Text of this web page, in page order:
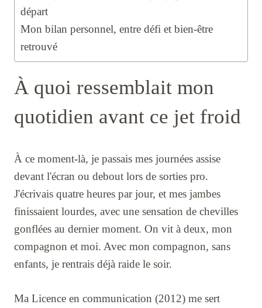
départ
Mon bilan personnel, entre défi et bien-être
retrouvé
À quoi ressemblait mon
quotidien avant ce jet froid
À ce moment-là, je passais mes journées assise
devant l'écran ou debout lors de sorties pro.
J'écrivais quatre heures par jour, et mes jambes
finissaient lourdes, avec une sensation de chevilles
gonflées au dernier moment. On vit à deux, mon
compagnon et moi. Avec mon compagnon, sans
enfants, je rentrais déjà raide le soir.
Ma Licence en communication (2012) me sert